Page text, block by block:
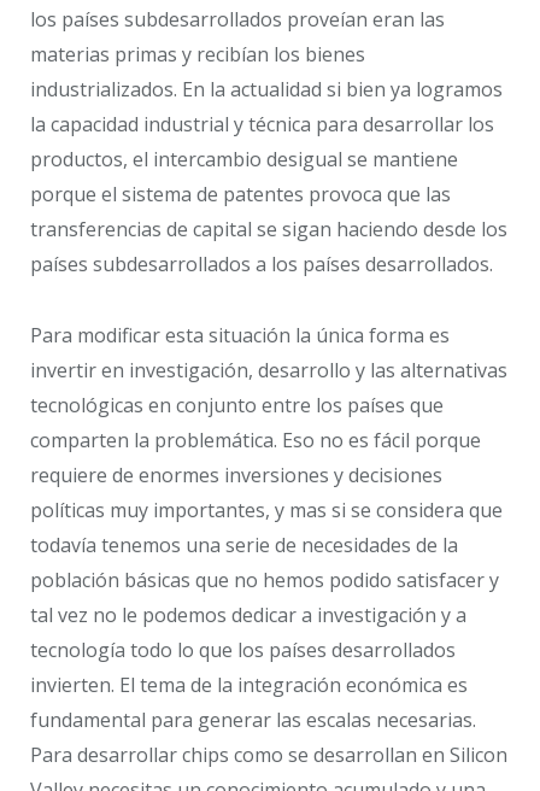
los países subdesarrollados proveían eran las
materias primas y recibían los bienes
industrializados. En la actualidad si bien ya logramos
la capacidad industrial y técnica para desarrollar los
productos, el intercambio desigual se mantiene
porque el sistema de patentes provoca que las
transferencias de capital se sigan haciendo desde los
países subdesarrollados a los países desarrollados.
Para modificar esta situación la única forma es
invertir en investigación, desarrollo y las alternativas
tecnológicas en conjunto entre los países que
comparten la problemática. Eso no es fácil porque
requiere de enormes inversiones y decisiones
políticas muy importantes, y mas si se considera que
todavía tenemos una serie de necesidades de la
población básicas que no hemos podido satisfacer y
tal vez no le podemos dedicar a investigación y a
tecnología todo lo que los países desarrollados
invierten. El tema de la integración económica es
fundamental para generar las escalas necesarias.
Para desarrollar chips como se desarrollan en Silicon